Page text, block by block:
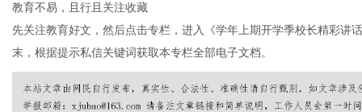
教育不易，且行且关注收藏
先关注教育好文，然后点击专栏，进入《学年上期开学季校长精彩讲
末，根据提示私信关键词获取本专栏全部电子文档。